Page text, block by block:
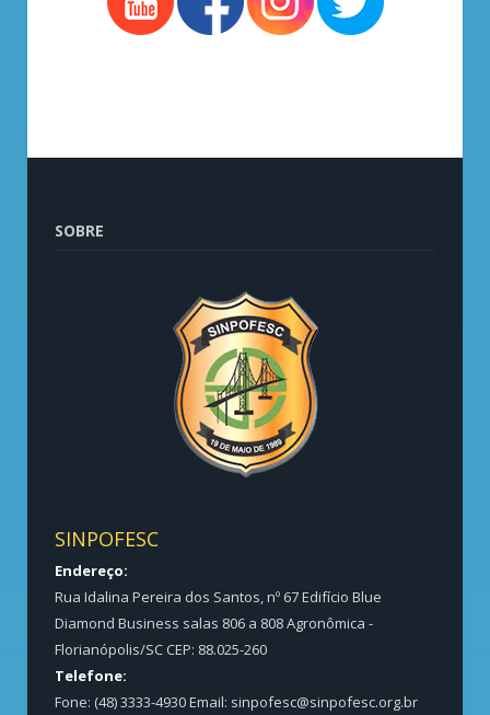
SOBRE
SINPOFESC
Endereço:
Rua Idalina Pereira dos Santos, nº 67 Edifício Blue
Diamond Business salas 806 a 808 Agronômica -
Florianópolis/SC CEP: 88.025-260
Telefone:
Fone: (48) 3333-4930 Email: sinpofesc@sinpofesc.org.br